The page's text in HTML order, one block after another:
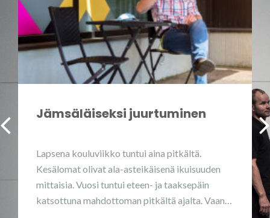
Jämsäläiseksi juurtuminen
Lapsena kouluviikko tuntui aina pitkältä.
Kesälomat olivat ala-asteikäisenä ikuisuuden
mittaisia. Vuosi tuntui eteen- ja taaksepäin
katsottuna mahdottoman pitkältä ajalta. Vaan…